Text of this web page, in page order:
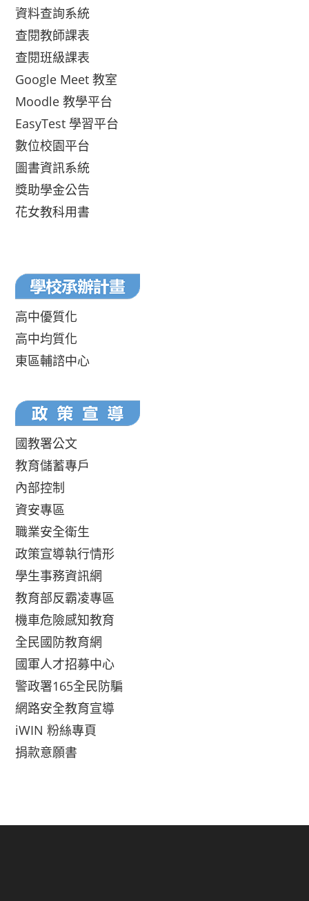
資料查詢系統
查閱教師課表
查閱班級課表
Google Meet 教室
Moodle 教學平台
EasyTest 學習平台
數位校園平台
圖書資訊系統
獎助學金公告
花女教科用書
高中優質化
高中均質化
東區輔諮中心
國教署公文
教育儲蓄專戶
內部控制
資安專區
職業安全衛生
政策宣導執行情形
學生事務資訊網
教育部反霸凌專區
機車危險感知教育
全民國防教育網
國軍人才招募中心
警政署165全民防騙
網路安全教育宣導
iWIN 粉絲專頁
捐款意願書